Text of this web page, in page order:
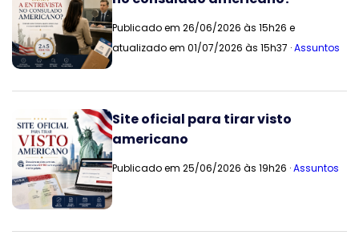
Publicado em 26/06/2026 às 15h26 e
atualizado em 01/07/2026 às 15h37 ·Assuntos
Site oficial para tirar visto
americano
Publicado em 25/06/2026 às 19h26 ·Assuntos